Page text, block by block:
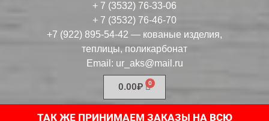
+ 7 (3532) 76-33-06
+ 7 (3532) 76-46-70
+7 (922) 895-54-42 — кованые изделия,
теплицы, поликарбонат
Email: ur_aks@mail.ru
0.00₽
ТАК ЖЕ ПРИНИМАЕМ ЗАКАЗЫ НА ВСЮ